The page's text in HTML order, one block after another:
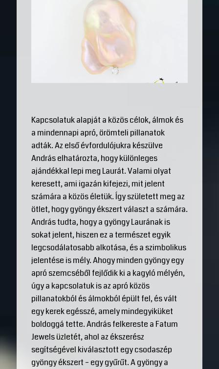
Kapcsolatuk alapját a közös célok, álmok és
a mindennapi apró, örömteli pillanatok
adták. Az első évfordulójukra készülve
András elhatározta, hogy különleges
ajándékkal lepi meg Laurát. Valami olyat
keresett, ami igazán kifejezi, mit jelent
számára a közös életük. Így született meg az
ötlet, hogy gyöngy ékszert választ a számára.
András tudta, hogy a gyöngy Laurának is
sokat jelent, hiszen ez a természet egyik
legcsodálatosabb alkotása, és a szimbolikus
jelentése is mély. Ahogy minden gyöngy egy
apró szemcséből fejlődik ki a kagyló mélyén,
úgy a kapcsolatuk is az apró közös
pillanatokból és álmokból épült fel, és vált
egy kerek egésszé, amely mindegyiküket
boldoggá tette. András felkereste a Fatum
Jewels üzletét, ahol az ékszerész
segítségével kiválasztott egy csodaszép
gyöngy ékszert – egy gyűrűt. A gyöngy a